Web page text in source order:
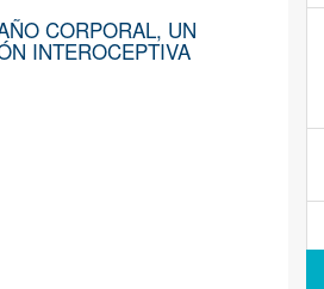
CORPORAL, UN
INTEROCEPTIVA